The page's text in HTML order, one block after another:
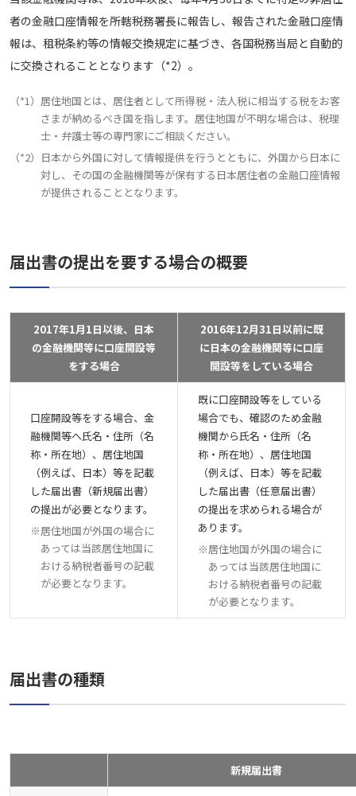
者の金融口座情報を所轄税務署長に報告し、報告された金融口座情
報は、租税条約等の情報交換規定に基づき、各国税務当局と自動的
に交換されることとなります（*2）。
（*1） 居住地国とは、居住者として所得税・法人税に相当する税をお客
さまが納めるべき国を指します。居住地国が不明な場合は、税理
士・弁護士等の専門家にご相談ください。
（*2） 日本から外国に対して情報提供を行うとともに、外国から日本に
対し、その国の金融機関等が保有する日本居住者の金融口座情報
が提供されることとなります。
届出書の提出を要する場合の概要
2017年1月1日以後、日本
の金融機関等に口座開設等
をする場合
2016年12月31日以前に既
に日本の金融機関等に口座
開設等をしている場合
口座開設等をする場合、金
融機関等へ氏名・住所（名
称・所在地）、居住地国
（例えば、日本）等を記載
した届出書（新規届出書）
の提出が必要となります。
※居住地国が外国の場合に
あっては当該居住地国に
おける納税者番号の記載
が必要となります。
既に口座開設等をしている
場合でも、確認のため金融
機関から氏名・住所（名
称・所在地）、居住地国
（例えば、日本）等を記載
した届出書（任意届出書）
の提出を求められる場合が
あります。
※居住地国が外国の場合に
あっては当該居住地国に
おける納税者番号の記載
が必要となります。
届出書の種類
新規届出書